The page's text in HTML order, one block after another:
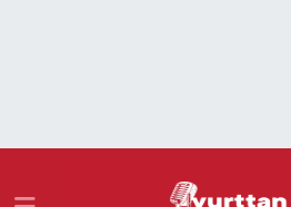
Namaz Vakitleri